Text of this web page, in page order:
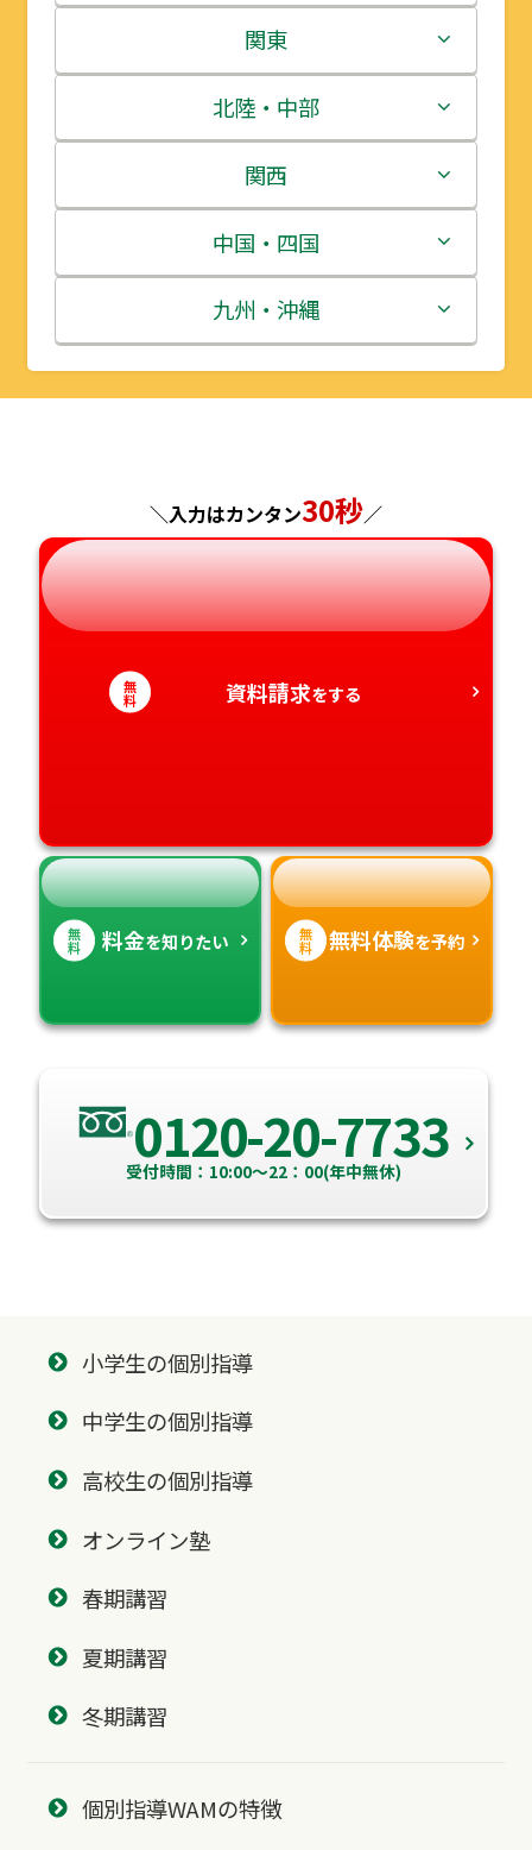
北海道
青森県
岩手県
宮城県
秋田県
山形県
関東
茨城県
栃木県
群馬県
埼玉県
千葉県
神奈川県
北陸・中部
新潟県
富山県
石川県
福井県
長野県
岐阜県
静岡県
愛知県
関西
三重県
滋賀県
京都府
兵庫県
奈良県
和歌山県
中国・四国
鳥取県
島根県
広島県
山口県
徳島県
香川県
高知県
九州・沖縄
福岡県
長崎県
熊本県
大分県
宮崎県
沖縄県
＼入力はカンタン30秒／
無
料 資料請求をする
無
料 料金を知りたい 無
料 無料体験を予約
0120-20-7733
受付時間：10:00～22：00(年中無休)
小学生の個別指導
中学生の個別指導
高校生の個別指導
オンライン塾
春期講習
夏期講習
冬期講習
個別指導WAMの特徴